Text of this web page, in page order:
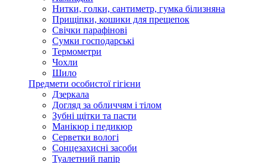
Нитки, голки, сантиметр, гумка білизняна
Прищіпки, кошики для прещепок
Свічки парафінові
Сумки господарські
Термометри
Чохли
Шило
Предмети особистої гігієни
Дзеркала
Догляд за обличчям і тілом
Зубні щітки та пасти
Манікюр і педикюр
Серветки вологі
Сонцезахисні засоби
Туалетний папір